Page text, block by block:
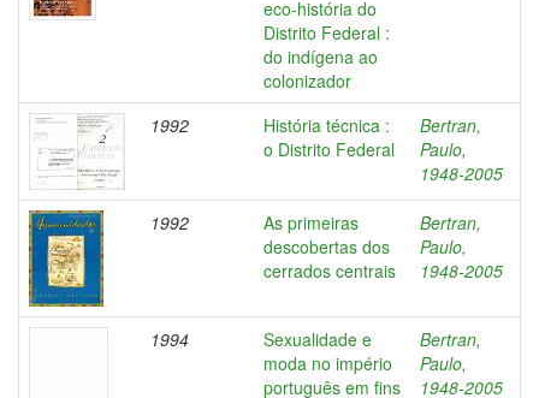
eco-história do
Distrito Federal :
do indígena ao
colonizador
1992
História técnica :
o Distrito Federal
Bertran,
Paulo,
1948-2005
1992
As primeiras
descobertas dos
cerrados centrais
Bertran,
Paulo,
1948-2005
1994
Sexualidade e
moda no império
português em fins
Bertran,
Paulo,
1948-2005